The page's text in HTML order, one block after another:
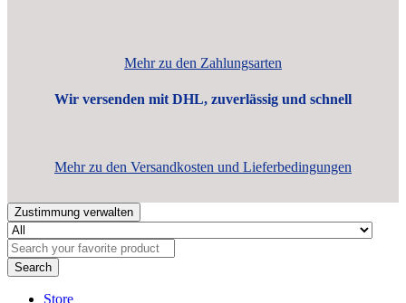
Mehr zu den Zahlungsarten
Wir versenden mit DHL, zuverlässig und schnell
Mehr zu den Versandkosten und Lieferbedingungen
Zustimmung verwalten
Search
Store